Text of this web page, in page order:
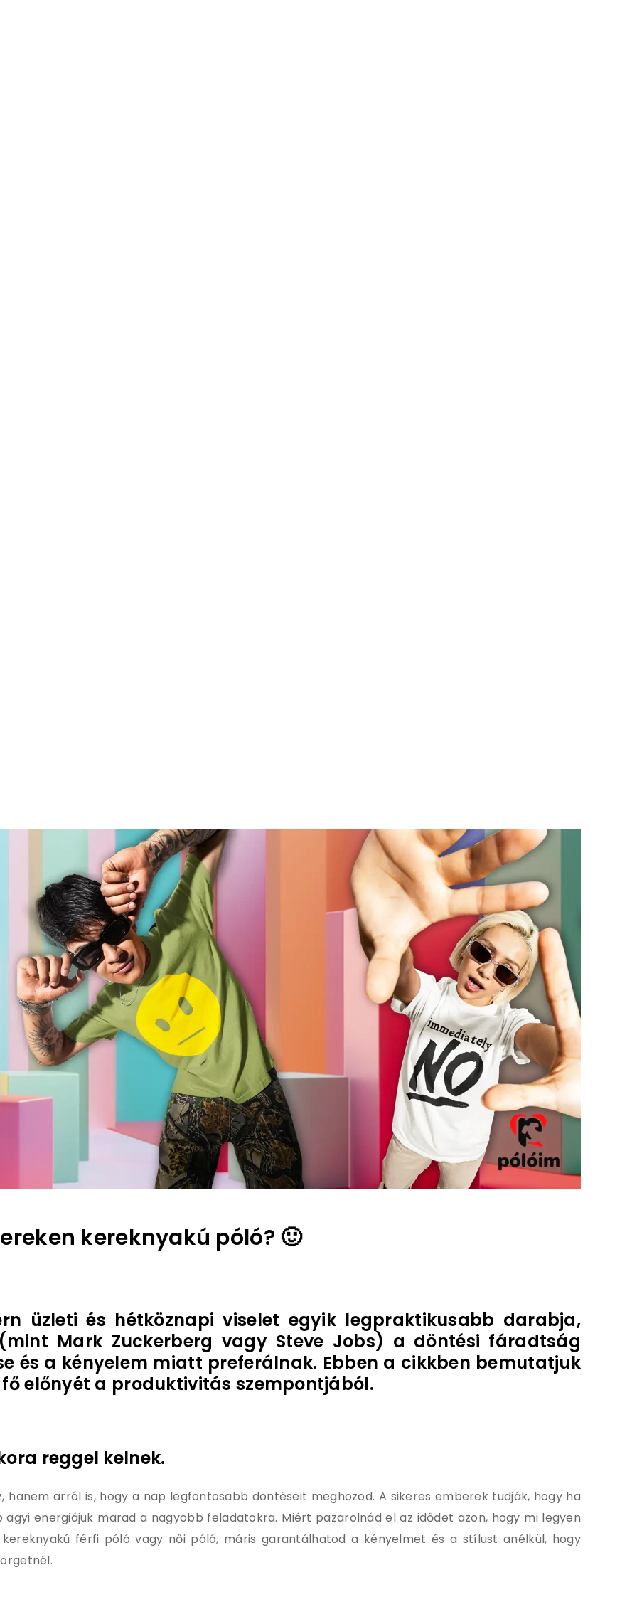
kereknyakú póló? 🙂
üzleti és hétköznapi viselet egyik legpraktikusabb darabja,
Mark Zuckerberg vagy Steve Jobs) a döntési fáradtság
és a kényelem miatt preferálnak. Ebben a cikkben bemutatjuk
előnyét a produktivitás szempontjából.
reggel kelnek.
hanem arról is, hogy a nap legfontosabb döntéseit meghozod. A sikeres emberek tudják, hogy ha
energiájuk marad a nagyobb feladatokra. Miért pazarolnád el az idődet azon, hogy mi legyen
kereknyakú férfi póló vagy női póló, máris garantálhatod a kényelmet és a stílust anélkül, hogy